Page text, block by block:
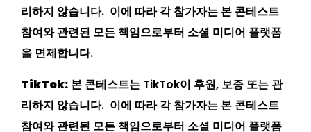
리하지 않습니다. 이에 따라 각 참가자는 본 콘테스트
참여와 관련된 모든 책임으로부터 소셜 미디어 플랫폼
을 면제합니다.
TikTok: 본 콘테스트는 TikTok이 후원, 보증 또는 관
리하지 않습니다. 이에 따라 각 참가자는 본 콘테스트
참여와 관련된 모든 책임으로부터 소셜 미디어 플랫폼